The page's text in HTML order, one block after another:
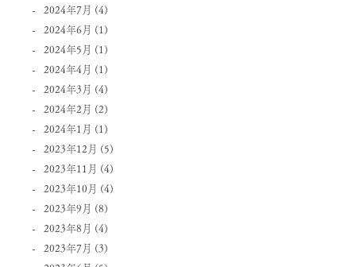
2024年7月 (4)
2024年6月 (1)
2024年5月 (1)
2024年4月 (1)
2024年3月 (4)
2024年2月 (2)
2024年1月 (1)
2023年12月 (5)
2023年11月 (4)
2023年10月 (4)
2023年9月 (8)
2023年8月 (4)
2023年7月 (3)